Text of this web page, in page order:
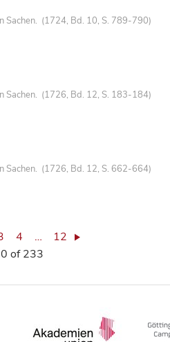
Sachen. (1724, Bd. 10, S. 789-790)
Sachen. (1726, Bd. 12, S. 183-184)
Sachen. (1726, Bd. 12, S. 662-664)
4 …
12
of 233